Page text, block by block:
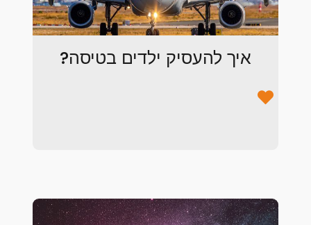
איך להעסיק ילדים בטיסה?